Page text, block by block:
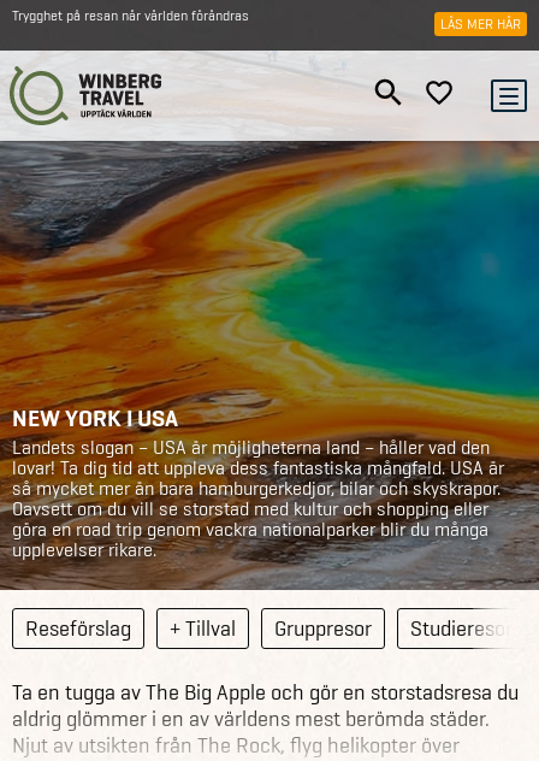
Trygghet på resan när världen förändras LÄS MER HÄR
NEW YORK I USA
Landets slogan – USA är möjligheterna land – håller vad den
lovar! Ta dig tid att uppleva dess fantastiska mångfald. USA är
så mycket mer än bara hamburgerkedjor, bilar och skyskrapor.
Oavsett om du vill se storstad med kultur och shopping eller
göra en road trip genom vackra nationalparker blir du många
upplevelser rikare.
Reseförslag + Tillval Gruppresor Studieresor
Ta en tugga av The Big Apple och gör en storstadsresa du
aldrig glömmer i en av världens mest berömda städer.
Njut av utsikten från The Rock, flyg helikopter över